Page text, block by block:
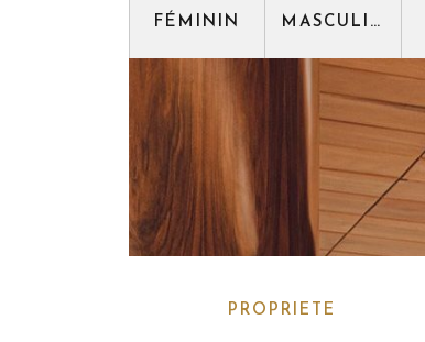
FÉMININ MASCULIN
PROPRIETE